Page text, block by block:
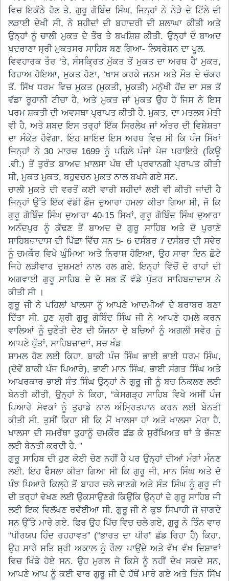
ਵਿਚ ਇਕੱਠੇ ਹੋਣ ਤੇ. ਗੁਰੂ ਗੋਬਿੰਦ ਸਿੰਘ, ਜਿਨ੍ਹਾਂ ਨੇ ਨੇੜੇ ਦੇ ਟਿੱਲੇ ਦੀ
ਲੜਾਈ ਦੇਖੀ ਸੀ, ਨੇ ਸ਼ਹੀਦਾਂ ਦੀ ਬਹਾਦਰੀ ਦੀ ਸ਼ਲਾਘਾ ਕੀਤੀ ਅਤੇ
ਉਨ੍ਹਾਂ ਨੂੰ ਚਾਲੀ ਮੁਕਤ ਦੇ ਤੌਰ ਤੇ ਬਖਸ਼ਿਸ਼ ਕੀਤੀ. ਉਨ੍ਹਾਂ ਦੇ ਬਾਅਦ
ਖਦਰਾਣਾ ਸ੍ਰੀ ਮੁਕਤਸਰ ਸਾਹਿਬ ਬਣ ਗਿਆ- ਲਿਬਰੇਸ਼ਨ ਦਾ ਪੂਲ.
ਵਿਵਹਾਰਕ ਤੌਰ ‘ਤੇ, ਸੰਸਕ੍ਰਿਤ ਮੁੱਕਤ ਤੋਂ ਮੁਕਤ ਦਾ ਅਰਥ ਹੈ’ ਮੁਕਤ,
ਰਿਹਾਅ ਹੋਇਆ, ਮੁਕਤ ਹੋਣਾ, ‘ਖਾਸ ਕਰਕੇ ਜਨਮ ਅਤੇ ਮੌਤ ਦੇ ਚੱਕਰ
ਤੋਂ. ਸਿੱਖ ਧਰਮ ਵਿਚ ਮੁਕਤ (ਮੁਕਤੀ, ਮੁਕਤੀ) ਮਨੁੱਖੀ ਹੋਂਦ ਦਾ ਸਭ ਤੋਂ
ਵੱਡਾ ਰੂਹਾਨੀ ਟੀਚਾ ਹੈ, ਅਤੇ ਮੁਕਤ ਜਾਂ ਮੁਕਤ ਉਹ ਹੈ ਜਿਸ ਨੇ ਇਸ
ਪਰਮ ਸ਼ਕਤੀ ਦੀ ਅਵਸਥਾ ਪ੍ਰਾਪਤ ਕੀਤੀ ਹੈ. ਮੁਕਤ, ਦਾ ਮਤਲਬ ਮੋਤੀ
ਵੀ ਹੈ, ਅਤੇ ਸ਼ਬਦ ਇਸ ਤਰ੍ਹਾਂ ਇੱਕ ਸਿਰਲੇਖ ਜਾਂ ਅੰਤਰ ਦੀ ਵਿਸ਼ੇਸ਼ਤਾ
ਦਾ ਸੰਕੇਤ ਹੋਵੇਗਾ. ਇਹ ਸ਼ਾਇਦ ਇਸ ਅਰਥ ਵਿਚ ਸੀ ਕਿ ਪੰਜ ਸਿੱਖਾਂ
ਜਿਨ੍ਹਾਂ ਨੇ 30 ਮਾਰਚ 1699 ਨੂੰ ਪਹਿਲੇ ਪੰਜਾਂ ਪੇਜ ਪਰਾਇਰੇ (ਕਿਊ
.ਵੀ.) ਤੋਂ ਤੁਰੰਤ ਬਾਅਦ ਖ਼ਾਲਸਾ ਪੰਥ ਦੀ ਪ੍ਰਵਾਨਗੀ ਪ੍ਰਾਪਤ ਕੀਤੀ
ਸੀ, ਮੁਕਤ ਮੁਕਤ, ਬਹੁਵਚਨ ਮੁਕਤ ਨਾਲ ਬਖਸੇ ਗਏ ਸਨ.
ਚਾਲੀ ਮੁਕਤੇ ਦੀ ਵਰਤੋਂ ਕਈ ਵਾਰੀ ਸ਼ਹੀਦਾਂ ਲਈ ਵੀ ਕੀਤੀ ਜਾਂਦੀ ਹੈ
ਜਿਨ੍ਹਾਂ ਉੱਤੇ ਇੱਕ ਵੱਡੀ ਫ਼ੌਜ ਦੁਆਰਾ ਹਮਲਾ ਕੀਤਾ ਗਿਆ ਸੀ, ਜੋ ਕਿ
ਗੁਰੂ ਗੋਬਿੰਦ ਸਿੰਘ ਦੁਆਰਾ 40-15 ਸਿਖਾਂ, ਗੁਰੂ ਗੋਬਿੰਦ ਸਿੰਘ ਦੁਆਰਾ
ਅਨੰਦਪੁਰ ਨੂੰ ਕੱਢਣ ਤੋਂ ਬਾਅਦ ਦੋ ਗੁਰੂ ਸਾਹਿਬ ਅਤੇ ਦੋ ਪੁਰਾਣੇ
ਸਾਹਿਬਜ਼ਾਦਾਸ ਦੀ ਪਿੱਛਾ ਵਿੱਚ ਸਨ 5- 6 ਦਸੰਬਰ 7 ਦਸੰਬਰ ਦੀ ਸਵੇਰ
ਨੂੰ ਚਮਕੌਰ ਵਿਖੇ ਘੁੰਮਿਆ ਅਤੇ ਨਿਰਾਸ਼ ਹੋਇਆ, ਉਹ ਸਾਰਾ ਦਿਨ ਛੋਟੇ
ਜਿਹੇ ਲੜੀਵਾਰ ਦੁਸ਼ਮਣਾਂ ਨਾਲ ਰਲ ਗਏ. ਇਨ੍ਹਾਂ ਵਿੱਚੋਂ ਦੋ ਰਾਹਾਂ ਦੀ
ਅਗਵਾਈ ਗੁਰੂ ਸਾਹਿਬ ਦੇ ਦੋ ਸਭ ਤੋਂ ਵੱਡੇ ਪੁੱਤਰ ਸਾਹਿਬਜ਼ਾਦਾਸ ਨੇ
ਕੀਤੀ ਸੀ ।
ਗੁਰੂ ਜੀ ਨੇ ਪਹਿਲਾਂ ਖਾਲਸਾ ਨੂੰ ਆਪਣੇ ਆਦਮੀਆਂ ਦੇ ਬਰਾਬਰ ਬਣਾ
ਦਿੱਤਾ ਸੀ. ਹੁਣ ਸ਼੍ਰੀ ਗੁਰੂ ਗੋਬਿੰਦ ਸਿੰਘ ਜੀ ਨੇ ਆਪਣੇ ਹਮਲੇ ਕਰਨ
ਵਾਲਿਆਂ ਨੂੰ ਚੁਣੌਤੀ ਦੇਣ ਦੀ ਯੋਜਨਾ ਦੇ ਬਚਿਆਂ ਨੂੰ ਅਗਲੀ ਸਵੇਰ ਨੂੰ
ਆਪਣੇ ਪੁੱਤਾਂ, ਸਾਹਿਬਜ਼ਾਦਾਾਂ, ਸਚ ਖੰਡ
ਸ਼ਾਮਲ ਹੋਣ ਲਈ ਕਿਹਾ. ਬਾਕੀ ਪੰਜ ਸਿੰਘ ਭਾਈ ਭਾਈ ਧਰਮ ਸਿੰਘ,
(ਦੋਵੇਂ ਬਾਕੀ ਪੰਜ ਪਿਆਰੇ), ਭਾਈ ਮਾਨ ਸਿੰਘ, ਭਾਈ ਸੰਗਤ ਸਿੰਘ ਅਤੇ
ਆਖਰਕਾਰ ਭਾਈ ਸੰਤ ਸਿੰਘ ਉਨ੍ਹਾਂ ਨੇ ਗੁਰੂ ਜੀ ਨੂੰ ਬਚ ਨਿਕਲਣ ਲਈ
ਬੇਨਤੀ ਕੀਤੀ, ਉਨ੍ਹਾਂ ਨੇ ਕਿਹਾ, “ਕੇਸਗੜ੍ਹ ਸਾਹਿਬ ਵਿਖੇ ਅਸੀਂ ਪੰਜ
ਪਿਆਰੇ ਸੇਵਕਾਂ ਨੂੰ ਤੁਹਾਡੇ ਨਾਲ ਅੰਮ੍ਰਿਤਪਾਨ ਕਰਨ ਲਈ ਬੇਨਤੀ
ਕੀਤੀ ਸੀ. ਤੁਸੀਂ ਕਿਹਾ ਸੀ ਕਿ ਮੈਂ ਖਾਲਸਾ ਹਾਂ ਅਤੇ ਖਾਲਸਾ ਮੇਰਾ ਹੈ.
ਖਾਲਸਾ ਦੀ ਸਮਰੱਥਾ ਤੁਹਾਨੂੰ ਚਮਕੌਰ ਛੱਡ ਕੇ ਸੁਰੱਖਿਅਤ ਥਾਂ ਤੇ ਭੱਜਣ
ਲਈ ਬੇਨਤੀ ਕਰਦੀ ਹੈ. ”
ਗੁਰੂ ਸਾਹਿਬ ਦੀ ਹੁਣ ਕੋਈ ਚੋਣ ਨਹੀਂ ਹੈ ਪਰ ਉਨ੍ਹਾਂ ਦੀਆਂ ਮੰਗਾਂ ਮੰਨਣ
ਲਈ. ਇਹ ਫੈਸਲਾ ਕੀਤਾ ਗਿਆ ਸੀ ਕਿ ਗੁਰੂ ਜੀ, ਮਾਨ ਸਿੰਘ ਅਤੇ ਦੋ
ਪੰਝ ਪਿਆਰੇ ਕਿਲ੍ਹੇ ਤੋਂ ਬਾਹਰ ਚਲੇ ਜਾਣਗੇ ਅਤੇ ਸੰਤ ਸਿੰਘ ਨੂੰ ਗੁਰੂ ਜੀ
ਦੀ ਤਰ੍ਹਾਂ ਵੇਖਣ ਲਈ ਉਕਸਾਉਣਗੇ ਕਿਉਂਕਿ ਉਨ੍ਹਾਂ ਦੇ ਗੁਰੂ ਸਾਹਿਬ ਜੀ
ਲਈ ਇਕ ਵਿਲੱਖਣ ਰਵੱਈਆ ਸੀ. ਗੁਰੂ ਜੀ ਨੇ ਕੁਝ ਸਿਪਾਹੀ ਜੋ ਜਾਗਦੇ
ਸਨ ਉੱਤੇ ਮਾਰੇ ਗਏ. ਫਿਰ ਉਹ ਪਿੱਚ ਵਿਚ ਚਲੇ ਗਏ, ਗੁਰੂ ਨੇ ਤਿੰਨ ਵਾਰ
“ਪੀਰਯਪ ਹਿੰਦ ਰਹਹਾਵਤ” (“ਭਾਰਤ ਦਾ ਪੀਰ” ਛੱਡ ਰਿਹਾ ਹੈ) ਕਿਹਾ.
ਉਹ ਸਾਰੇ ਸਤਿ ਸ਼੍ਰੀ ਅਕਾਲ ਨੂੰ ਰੌਲਾ ਪਾਉਂਦੇ ਅਤੇ ਵੱਖ ਵੱਖ ਦਿਸ਼ਾਵਾਂ
ਵਿਚ ਖਿੰਡੇ ਹੋਏ ਸਨ. ਉਹ ਮੁਗਲ ਜੋ ਕਿਸੇ ਨੂੰ ਨਹੀਂ ਦੇਖ ਸਕਦੇ ਸਨ,
ਆਪਣੇ ਆਪ ਨੂੰ ਕਈ ਵਾਰ ਗੁਰੂ ਜੀ ਦੇ ਹੱਥੋਂ ਮਾਰੇ ਗਏ ਅਤੇ ਤਿੰਨ ਸਿੱਖ